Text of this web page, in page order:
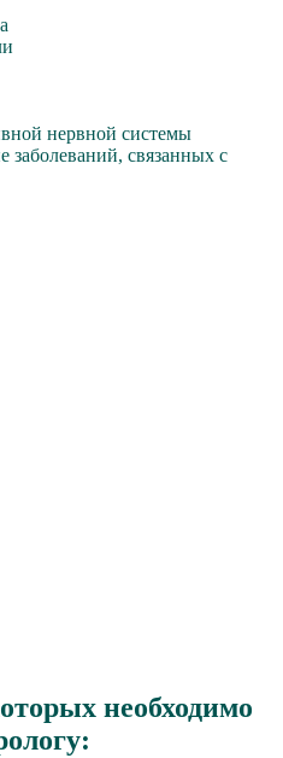
нервной системы
заболеваний, связанных с
необходимо